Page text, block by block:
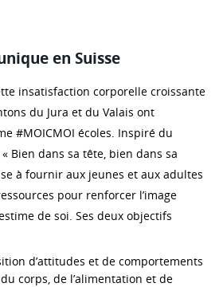
en Suisse
insatisfaction corporelle croissante
du Jura et du Valais ont
#MOICMOI écoles. Inspiré du
Bien dans sa tête, bien dans sa
à fournir aux jeunes et aux adultes
pour renforcer l’image
de soi. Ses deux objectifs
d’attitudes et de comportements
corps, de l’alimentation et de